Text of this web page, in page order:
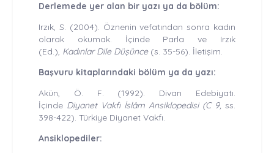
Derlemede yer alan bir yazı ya da bölüm:
Irzık, S. (2004). Öznenin vefatından sonra kadın
olarak okumak. İçinde Parla ve Irzık
(Ed.), Kadınlar Dile Düşünce(s. 35-56). İletişim.
Başvuru kitaplarındaki bölüm ya da yazı:
Akün, Ö. F. (1992). Divan Edebiyatı.
İçinde Diyanet Vakfı İslâm Ansiklopedisi (C 9, ss.
398-422). Türkiye Diyanet Vakfı.
Ansiklopediler: